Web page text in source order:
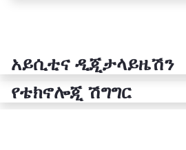
አይሲቲና ዲጂታላይዜሽን
የቴክኖሎጂ ሽግግር